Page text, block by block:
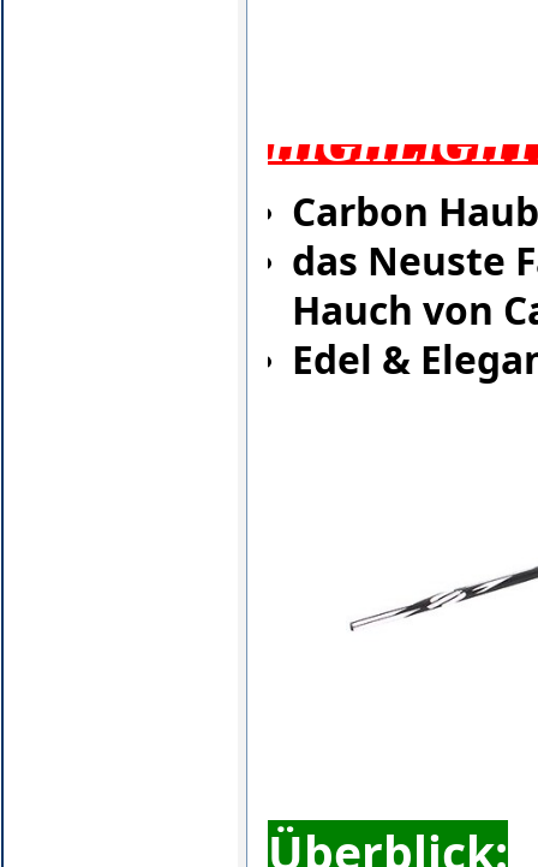
Carbon
das Neuste
Hauch von
Edel &
Überblick: